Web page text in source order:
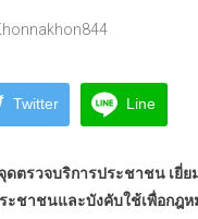
Twitter Line
ดตรวจบริการประชาชน เยี่
ะชาชนและบังคับใช้เพื่อกฎ